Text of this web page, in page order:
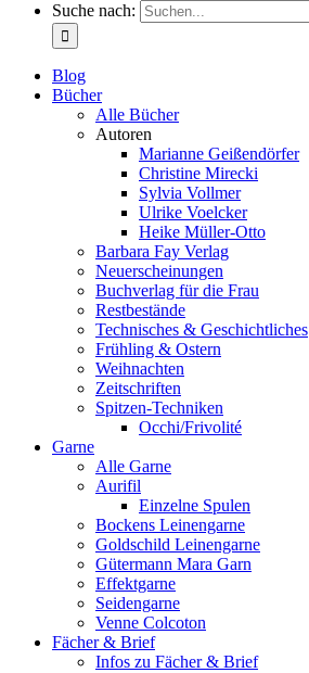
Suche nach:
Blog
Bücher
Alle Bücher
Autoren
Marianne Geißendörfer
Christine Mirecki
Sylvia Vollmer
Ulrike Voelcker
Heike Müller-Otto
Barbara Fay Verlag
Neuerscheinungen
Buchverlag für die Frau
Restbestände
Technisches & Geschichtliches
Frühling & Ostern
Weihnachten
Zeitschriften
Spitzen-Techniken
Occhi/Frivolité
Garne
Alle Garne
Aurifil
Einzelne Spulen
Bockens Leinengarne
Goldschild Leinengarne
Gütermann Mara Garn
Effektgarne
Seidengarne
Venne Colcoton
Fächer & Brief
Infos zu Fächer & Brief